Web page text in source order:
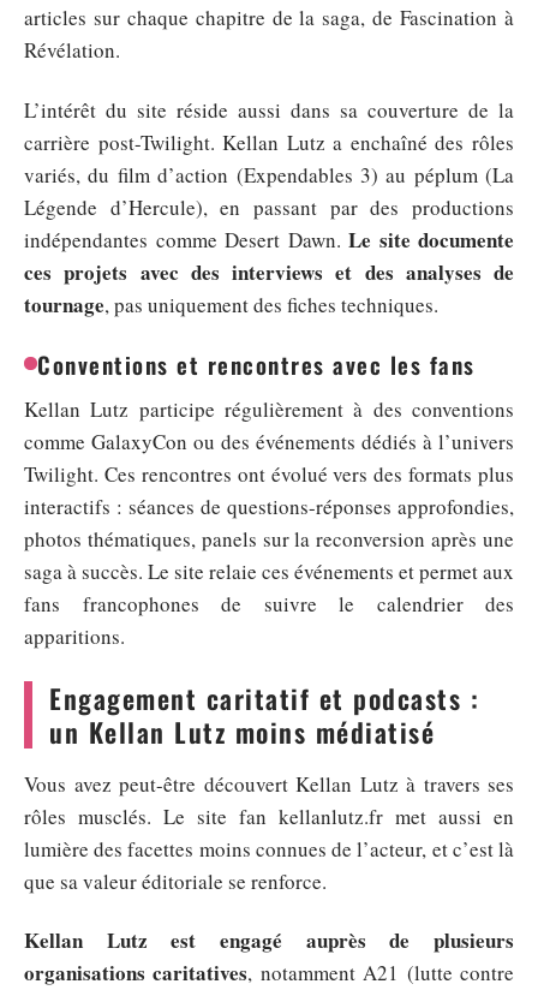
articles sur chaque chapitre de la saga, de Fascination à
Révélation.
L’intérêt du site réside aussi dans sa couverture de la
carrière post-Twilight. Kellan Lutz a enchaîné des rôles
variés, du film d’action (Expendables 3) au péplum (La
Légende d’Hercule), en passant par des productions
indépendantes comme Desert Dawn. Le site documente
ces projets avec des interviews et des analyses de
tournage, pas uniquement des fiches techniques.
Conventions et rencontres avec les fans
Kellan Lutz participe régulièrement à des conventions
comme GalaxyCon ou des événements dédiés à l’univers
Twilight. Ces rencontres ont évolué vers des formats plus
interactifs : séances de questions-réponses approfondies,
photos thématiques, panels sur la reconversion après une
saga à succès. Le site relaie ces événements et permet aux
fans francophones de suivre le calendrier des
apparitions.
Engagement caritatif et podcasts :
un Kellan Lutz moins médiatisé
Vous avez peut-être découvert Kellan Lutz à travers ses
rôles musclés. Le site fan kellanlutz.fr met aussi en
lumière des facettes moins connues de l’acteur, et c’est là
que sa valeur éditoriale se renforce.
Kellan Lutz est engagé auprès de plusieurs
organisations caritatives, notamment A21 (lutte contre